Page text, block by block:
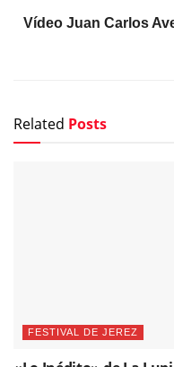
Vídeo Juan Carlos
Related Posts
FESTIVAL DE JEREZ